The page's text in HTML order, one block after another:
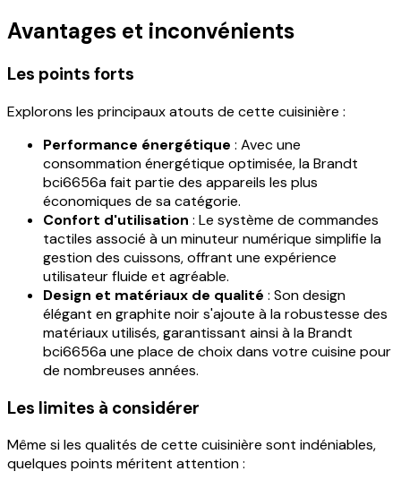
Avantages et inconvénients
Les points forts
Explorons les principaux atouts de cette cuisinière :
Performance énergétique : Avec une
consommation énergétique optimisée, la Brandt
bci6656a fait partie des appareils les plus
économiques de sa catégorie.
Confort d'utilisation : Le système de commandes
tactiles associé à un minuteur numérique simplifie la
gestion des cuissons, offrant une expérience
utilisateur fluide et agréable.
Design et matériaux de qualité : Son design
élégant en graphite noir s'ajoute à la robustesse des
matériaux utilisés, garantissant ainsi à la Brandt
bci6656a une place de choix dans votre cuisine pour
de nombreuses années.
Les limites à considérer
Même si les qualités de cette cuisinière sont indéniables,
quelques points méritent attention :